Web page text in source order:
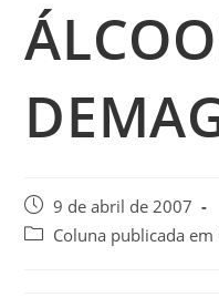
9 de abril de 2007
Coluna publicada em